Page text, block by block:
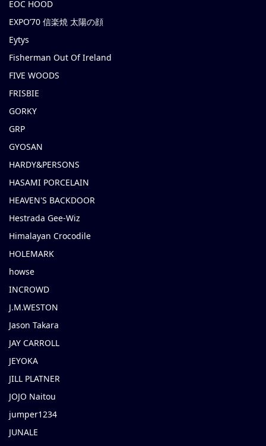
EOC HOOD
EXPO’70 信楽焼 太陽の顔
Eytys
Fisherman Out Of Ireland
FIVE WOODS
FRISBIE
GORKY
GRP
GYOSAN
HARDY&PERSONS
HASAMI PORCELAIN
HEAVEN'S BACKDOOR
Hestrada Gee-Wiz
Himalayan Crocodile
HOLEMARK
howse
INCROWD
J.M.WESTON
Jason Takara
JAY CARROLL
JEYOKA
JILL PLATNER
JOJO Naitou
jumper1234
JUNALE